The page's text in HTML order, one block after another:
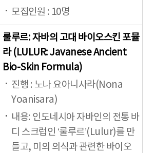
모집인원 : 10명
룰루르: 자바의 고대 바이오스킨 포뮬
라 (LULUR: Javanese Ancient
Bio-Skin Formula)
진행 : 노나 요아니사라(Nona
Yoanisara)
내용: 인도네시아 자바인의 전통 바
디 스크럽인 ‘룰루르’(Lulur)를 만
들고, 미의 의식과 관련한 바이오